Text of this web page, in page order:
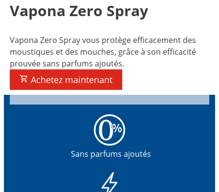
Vapona Zero Spray
Vapona Zero Spray vous protège efficacement des
moustiques et des mouches, grâce à son efficacité
prouvée sans parfums ajoutés.
Achetez maintenant
Sans parfums ajoutés